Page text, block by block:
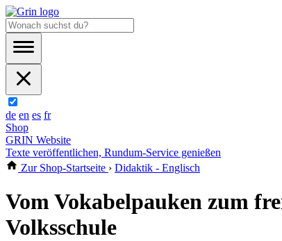
de en es fr
Shop
GRIN Website
Texte veröffentlichen, Rundum-Service genießen
Zur Shop-Startseite › Didaktik - Englisch
Vom Vokabelpauken zum
Volksschule